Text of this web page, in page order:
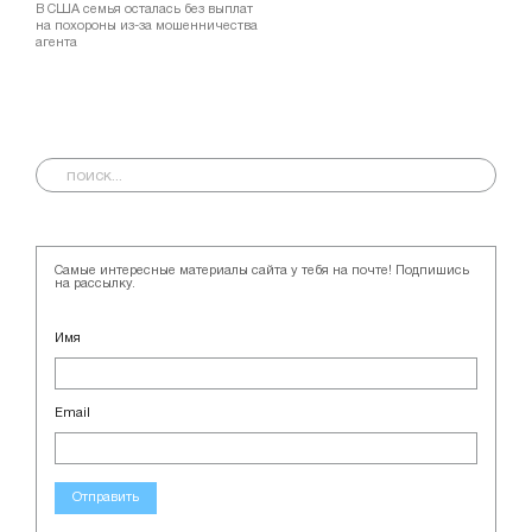
В США семья осталась без выплат
на похороны из-за мошенничества
агента
Самые интересные материалы сайта у тебя на почте! Подпишись
на рассылку.
Имя
Email
Отправить